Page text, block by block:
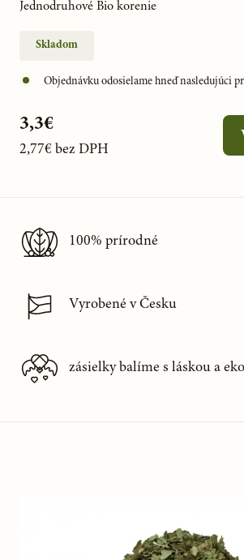
Jednodruhové Bio korenie
Skladom
Objednávku odosielame hneď nasledujúci
3,3€
2,77€ bez DPH
100% prírodné
Vyrobené v Česku
zásielky balíme s láskou a